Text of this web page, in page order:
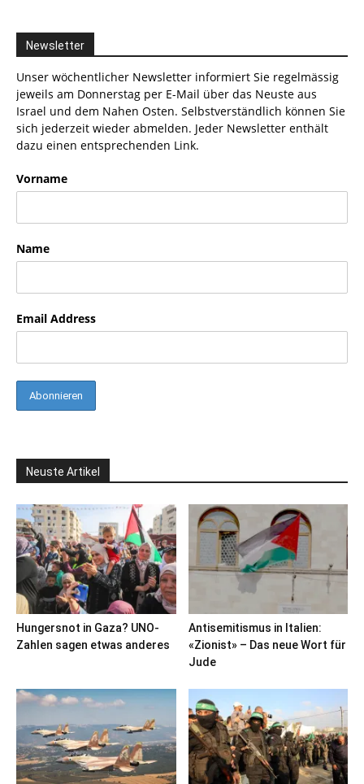
Newsletter
Unser wöchentlicher Newsletter informiert Sie regelmässig
jeweils am Donnerstag per E-Mail über das Neuste aus
Israel und dem Nahen Osten. Selbstverständlich können Sie
sich jederzeit wieder abmelden. Jeder Newsletter enthält
dazu einen entsprechenden Link.
Vorname
Name
Email Address
Neuste Artikel
Hungersnot in Gaza? UNO-
Zahlen sagen etwas anderes
Antisemitismus in Italien:
«Zionist» – Das neue Wort für
Jude